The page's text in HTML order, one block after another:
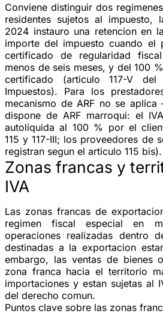
Conviene distinguir dos
residentes sujetos al impuesto,
2024 instauro una retencion en
importe del impuesto cuando el
certificado de regularidad
menos de seis meses, y del 100
certificado (articulo 117-V
Impuestos). Para los
mecanismo de ARF no se
dispone de ARF marroqui: el
autoliquida al 100 % por el
115 y 117-III; los proveedores de
registran segun el articulo 115 bis).
Zonas francas y
IVA
Las zonas francas de
regimen fiscal especial en
operaciones realizadas dentro
destinadas a la exportacion
embargo, las ventas de bienes
zona franca hacia el territorio
importaciones y estan sujetas al
del derecho comun.
Puntos clave sobre las zonas